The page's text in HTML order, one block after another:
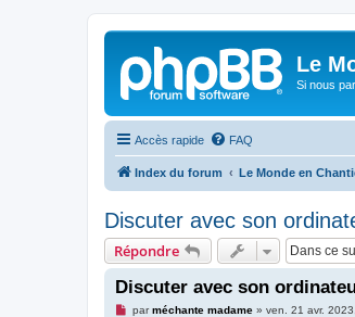
Le
Si nous
Accès rapide FAQ
Index du forum Le Monde en
Discuter avec son
Répondre
Discuter avec son
Mparméchante madame» ven. 21 avr.